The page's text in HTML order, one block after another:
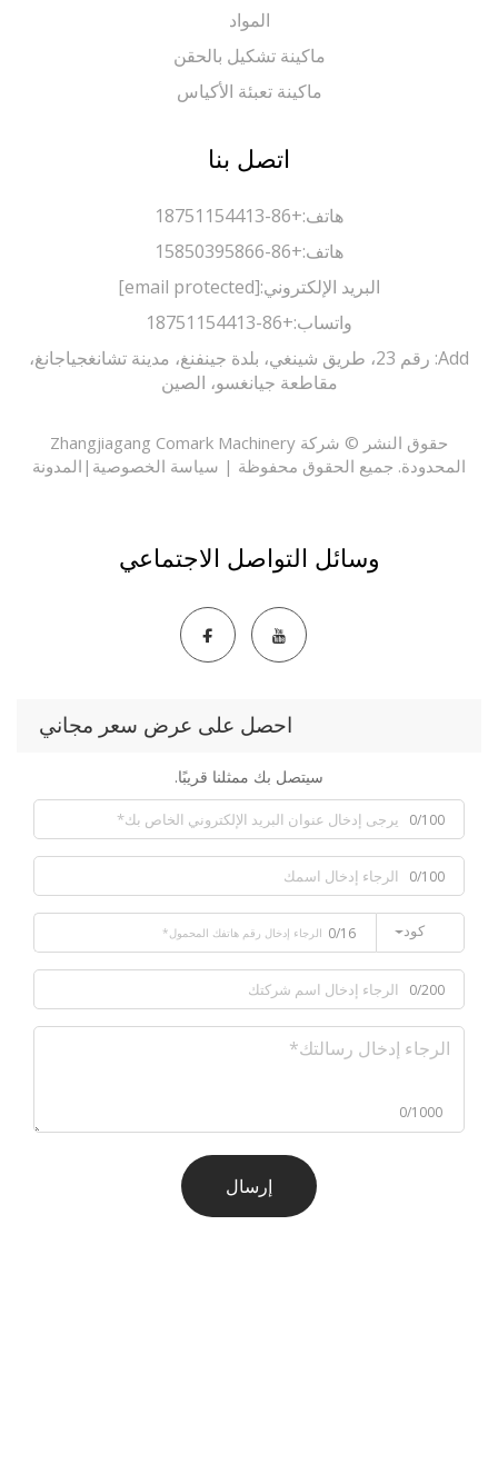
ماكينة تشكيل بالحقن
ماكينة تعبئة الأكياس
اتصل بنا
+86-18751154413
+86-15850395866
البريد الإلكتروني:[email protected]
واتساب:+86-18751154413
Add: رقم 23، طريق شينغي، بلدة جينفنغ، مدينة تشانغجياجانغ،
مقاطعة جيانغسو، الصين
حقوق النشر © شركة Zhangjiagang Comark Machinery
جميع الحقوق محفوظة |سياسة الخصوصية|المدونة
وسائل التواصل الاجتماعي
احصل على عرض سعر مجاني
سيتصل بك ممثلنا قريبًا.
0/16
إرسال